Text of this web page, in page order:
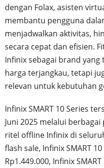
dengan Folax, asisten
membantu pengguna
menjadwalkan aktivitas,
secara cepat dan efisien.
Infinix sebagai brand
harga terjangkau, tetapi
relevan untuk kebutuhan
Infinix SMART 10 Series
Juni 2025 melalui
ritel offline Infinix di
flash sale, Infinix SMART
Rp1.449.000, Infinix